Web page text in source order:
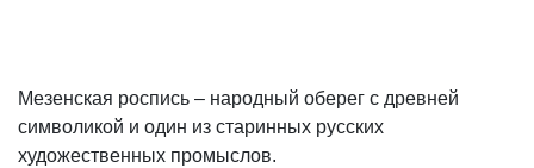
Мезенская роспись – народный оберег с древней
символикой и один из старинных русских
художественных промыслов.